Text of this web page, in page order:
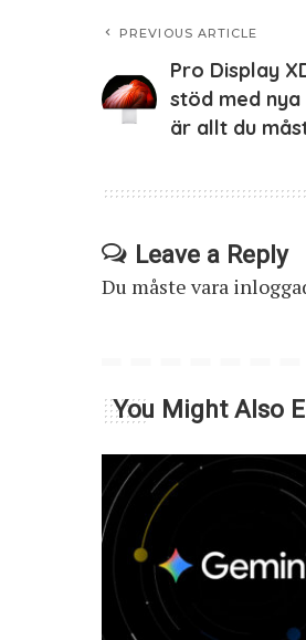
PREVIOUS ARTICLE
Pro Display
stöd med
är allt du
Leave a Reply
Du måste vara
You Might Also